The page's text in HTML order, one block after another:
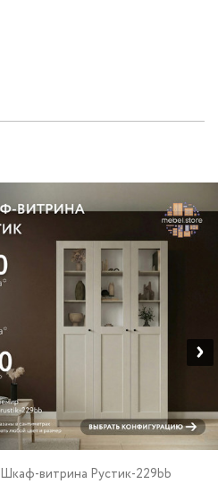
Шкаф-витрина Рустик-229bb